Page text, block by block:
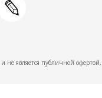
является публичной